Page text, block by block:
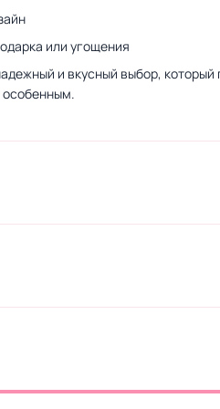
или угощения
и вкусный выбор, который
особенным.